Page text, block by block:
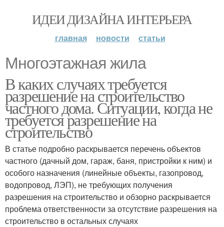
ИДЕИ ДИЗАЙНА ИНТЕРЬЕРА
главная новости статьи
Многоэтажная жила
В каких случаях требуется
разрешение на строительство
частного дома. Ситуации, когда не
требуется разрешение на
строительство
В статье подробно раскрывается перечень объектов
частного (дачный дом, гараж, баня, пристройки к ним) и
особого назначения (линейные объекты, газопровод,
водопровод, ЛЭП), не требующих получения
разрешения на строительство и обзорно раскрывается
проблема ответственности за отсутствие разрешения на
строительство в остальных случаях